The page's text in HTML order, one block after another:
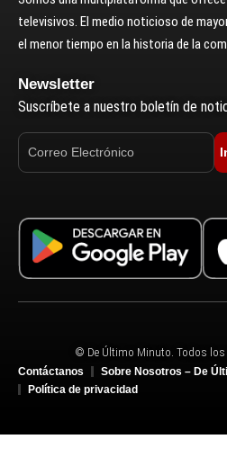
televisivos. El medio noticioso de
el menor tiempo en la historia de la
Newsletter
Suscríbete a nuestro boletín de
© De Último Minuto. Todos los
Contáctanos
Sobre Nosotros – De
Política de privacidad